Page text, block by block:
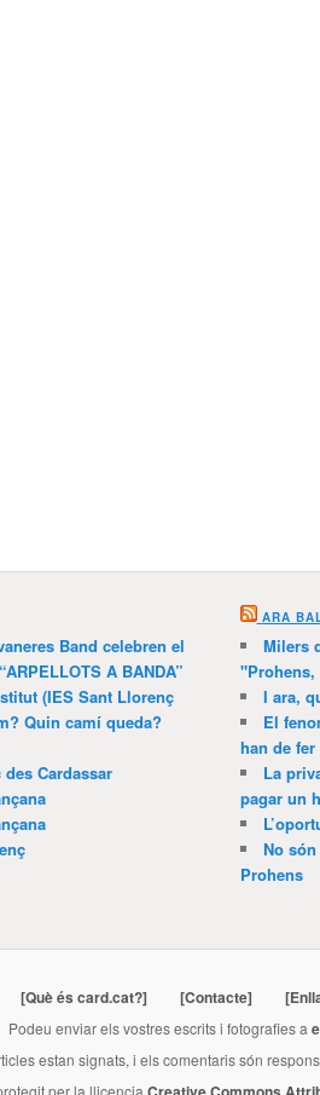
Band celebren el
A BANDA”
(IES Sant Llorenç
Quin camí queda?
Cardassar
ARA
Milers
I ara,
El
han de fer
La
pagar un
No
Prohens
[Què és card.cat?] [Contacte]
Podeu enviar els vostres escrits i fotografies a
estan signats, i els comentaris són